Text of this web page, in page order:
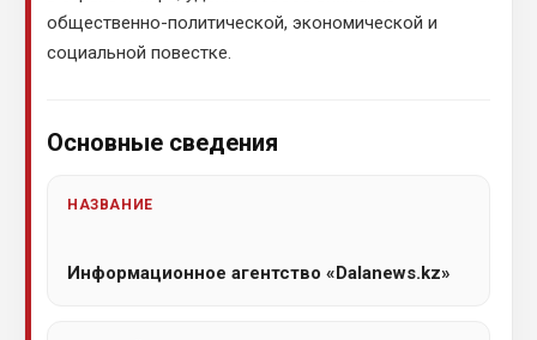
общественно-политической, экономической и
социальной повестке.
Основные сведения
НАЗВАНИЕ
Информационное агентство «Dalanews.kz»